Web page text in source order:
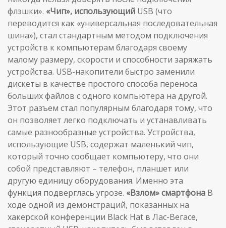
флэшки». «Чип», использующий USB (что
переводится как «универсальная последовательная
шина»), стал стандартным методом подключения
устройств к компьютерам благодаря своему
малому размеру, скорости и способности заряжать
устройства. USB-накопители быстро заменили
дискеты в качестве простого способа переноса
больших файлов с одного компьютера на другой.
Этот разъем стал популярным благодаря тому, что
он позволяет легко подключать и устанавливать
самые разнообразные устройства. Устройства,
использующие USB, содержат маленький чип,
который точно сообщает компьютеру, что они
собой представляют – телефон, планшет или
другую единицу оборудования. Именно эта
функция подверглась угрозе. «Взлом» смартфона В
ходе одной из демонстраций, показанных на
хакерской конференции Black Hat в Лас-Вегасе,